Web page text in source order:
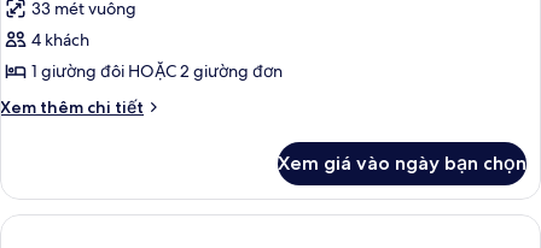
đình,
ban
cả
ảnh
Family
room
33 mét vuông
4 khách
1 giường đôi HOẶC 2 giường đơn
Xem thêm chi tiết
Chi
Family
room
standard
Xem giá vào ngày bạn chọn